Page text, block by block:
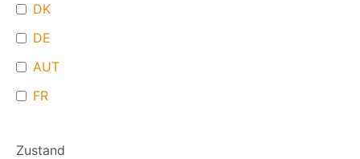
DK
DE
AUT
FR
Zustand